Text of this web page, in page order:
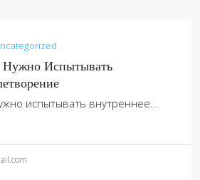
Испытывать
испытывать внутреннее...